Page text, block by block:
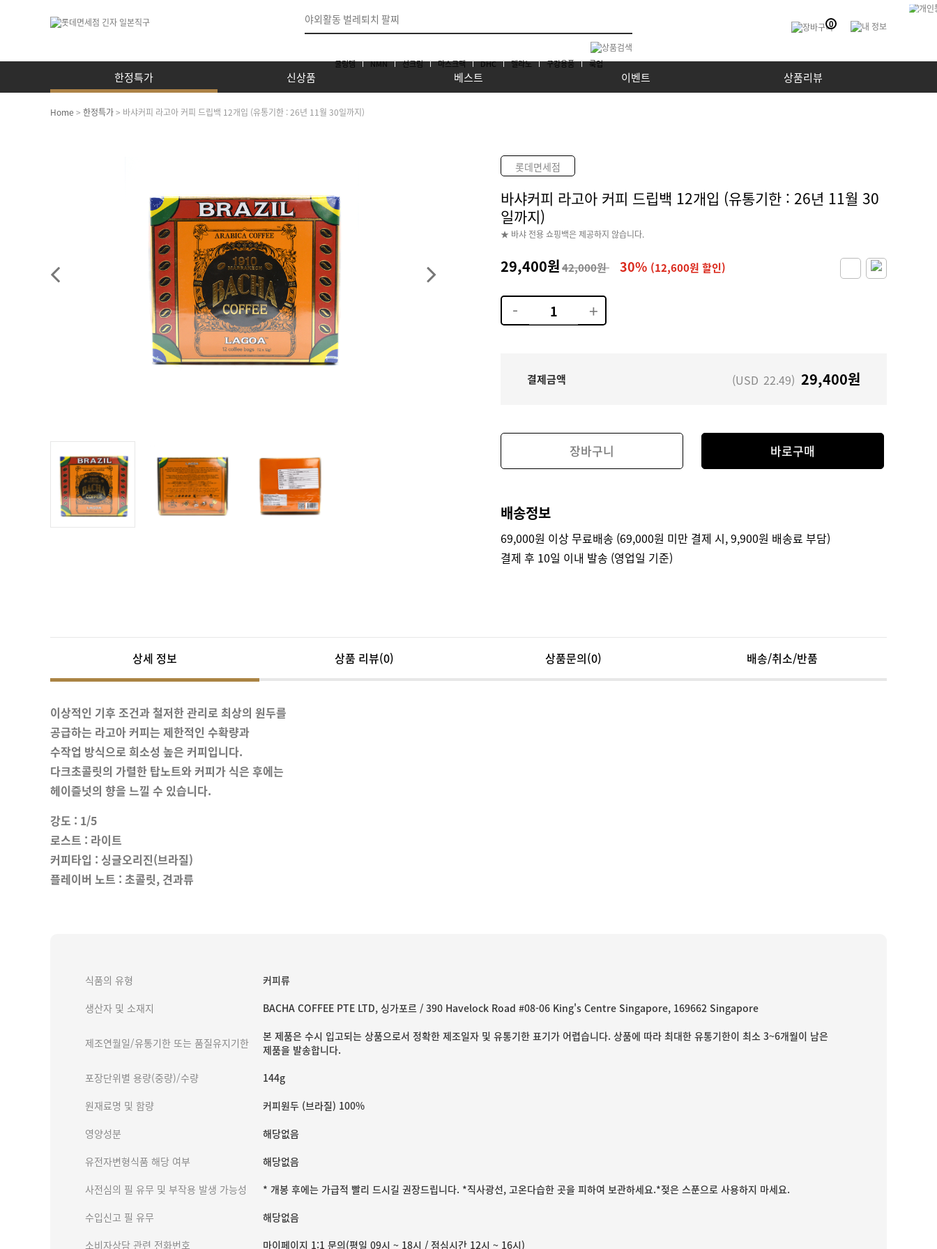
쿨링템 NMN 선크림 마스크팩 DHC 멜라노 구강용품 룩업
0
한정특가 신상품 베스트 이벤트 상품리뷰
Home > 한정특가> 바샤커피 라고아 커피 드립백 12개입 (유통기한 : 26년 11월 30일까지)
롯데면세점
바샤커피 라고아 커피 드립백 12개입 (유통기한 : 26년 11월 30
일까지)
★ 바샤 전용 쇼핑백은 제공하지 않습니다.
29,400원42,000원 30% (12,600원 할인)
결제금액 (USD 22.49) 29,400원
장바구니 바로구매
배송정보
69,000원 이상 무료배송 (69,000원 미만 결제 시, 9,900원 배송료 부담)
결제 후 10일 이내 발송 (영업일 기준)
상세 정보 상품 리뷰(0) 상품문의(0) 배송/취소/반품
이상적인 기후 조건과 철저한 관리로 최상의 원두를
공급하는 라고아 커피는 제한적인 수확량과
수작업 방식으로 희소성 높은 커피입니다.
다크초콜릿의 가렬한 탑노트와 커피가 식은 후에는
헤이즐넛의 향을 느낄 수 있습니다.
강도 : 1/5
로스트 : 라이트
커피타입 : 싱글오리진(브라질)
플레이버 노트 : 초콜릿, 견과류
식품의 유형
커피류
생산자 및 소재지
BACHA COFFEE PTE LTD, 싱가포르 / 390 Havelock Road #08-06 King's Centre Singapore, 169662 Singapore
제조연월일/유통기한 또는 품질유지기한
본 제품은 수시 입고되는 상품으로서 정확한 제조일자 및 유통기한 표기가 어렵습니다. 상품에 따라 최대한 유통기한이 최소 3~6개월이 남은
제품을 발송합니다.
포장단위별 용량(중량)/수량
144g
원재료명 및 함량
커피원두 (브라질) 100%
영양성분
해당없음
유전자변형식품 해당 여부
해당없음
사전심의 필 유무 및 부작용 발생 가능성
* 개봉 후에는 가급적 빨리 드시길 권장드립니다. *직사광선, 고온다습한 곳을 피하여 보관하세요.*젖은 스푼으로 사용하지 마세요.
수입신고 필 유무
해당없음
소비자상담 관련 전화번호
마이페이지 1:1 문의(평일 09시 ~ 18시 / 점심시간 12시 ~ 16시)